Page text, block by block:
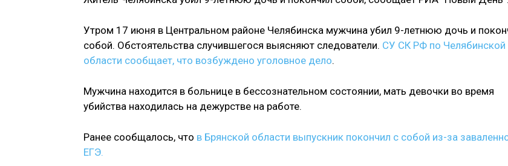
Утром 17 июня в Центральном районе Челябинска мужчина убил 9-летнюю дочь и
собой. Обстоятельства случившегося выясняют следователи. СУ СК РФ по Челябинской
области сообщает, что возбуждено уголовное дело.
Мужчина находится в больнице в бессознательном состоянии, мать девочки во время
убийства находилась на дежурстве на работе.
Ранее сообщалось, что в Брянской области выпускник покончил с собой из-за
ЕГЭ.